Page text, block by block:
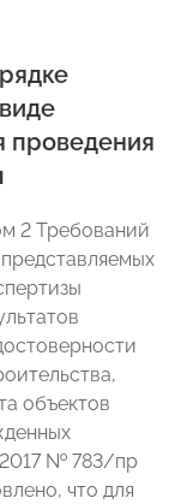
проведения
2 Требований
объектов
№ 783/пр
что для